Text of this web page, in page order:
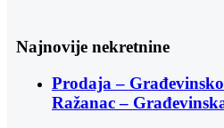
Najnovije nekretnine
Prodaja –
Ražanac –